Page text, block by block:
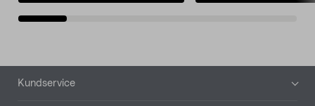
Sidfot
Kundservice